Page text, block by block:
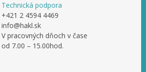
Technická podpora
+421 2 4594 4469
info@hakl.sk
V pracovných dňoch v čase
od 7.00 – 15.00hod.